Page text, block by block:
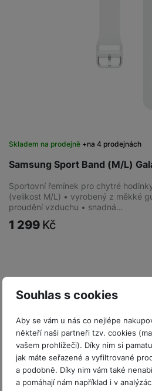
Souhlas s cookies
Aby se vám u nás co nejlépe
někteří naši partneři tzv. cookies
vašem prohlížeči). Díky nim si
jak máte seřazené a vyfiltrované
a podobně. Díky nim vám také
a pomáhají nám například i v
Samsung Sport Band (M/L)
Skladem na prodejně na 4 prodejnách
Sportovní řemínek pro chytré
(velikost M/L) • vyrobený z měkké
proudění vzduchu • snadná…
1 299 Kč